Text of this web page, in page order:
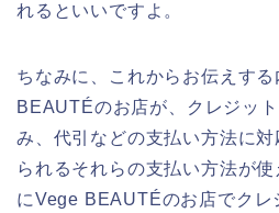
れるといいですよ。
ちなみに、これからお伝えす
BEAUTÉのお店が、クレジッ
み、代引などの支払い方法に対
られるそれらの支払い方法が
にVege BEAUTÉのお店でクレ